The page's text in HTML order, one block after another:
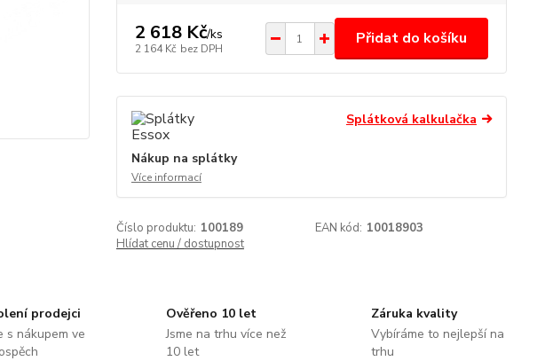
2 618 Kč/ks
2 164 Kč bez DPH
Přidat do košíku
Splátková kalkulačka
Nákup na splátky
Více informací
Číslo produktu: 100189 EAN kód: 10018903
Hlídat cenu / dostupnost
prodejci
s nákupem ve
Ověřeno 10 let
Jsme na trhu více než
10 let
Záruka kvality
Vybíráme to nejlepší na
trhu